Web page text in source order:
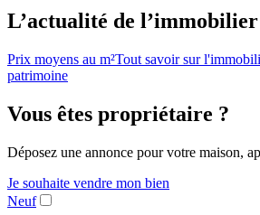
L’actualité de l’immobilier
Prix moyens au m²Tout savoir sur
patrimoine
Vous êtes propriétaire ?
Déposez une annonce pour votre maison,
Je souhaite vendre mon bien
Neuf